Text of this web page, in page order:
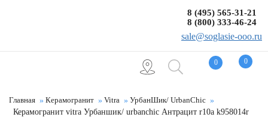
0 0
8 (495) 565-31-21
8 (800) 333-46-24
sale@soglasie-ooo.ru
Главная Керамогранит Vitra
УрбанШик/ UrbanChic
Керамогранит vitra Урбаншик/ urbanchic Антрацит r10a k958014r